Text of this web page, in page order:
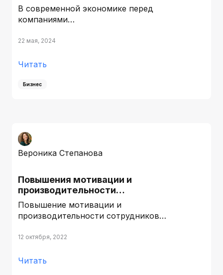
В современной экономике перед
компаниями…
22 мая, 2024
Читать
Бизнес
Вероника Степанова
Повышения мотивации и
производительности…
Повышение мотивации и
производительности сотрудников…
12 октября, 2022
Читать